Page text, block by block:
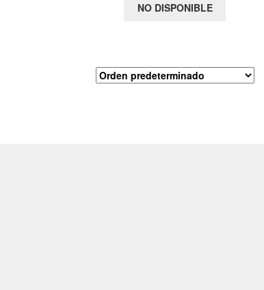
NO DISPONIBLE